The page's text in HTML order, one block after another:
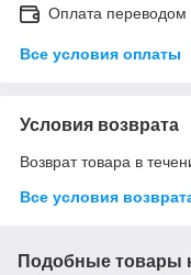
Оплата переводом
Все условия оплаты
Условия возврата
Возврат товара в
Все условия
Подобные товары